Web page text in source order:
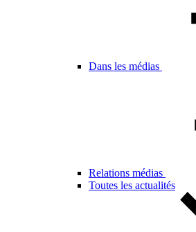
Dans les médias
Relations médias
Toutes les actualités